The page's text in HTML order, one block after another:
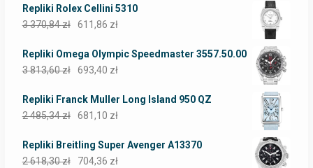
Repliki Rolex Cellini 5310
3 370,84zł 611,86 zł
Repliki Omega Olympic Speedmaster 3557.50.00
3 813,60zł 693,40 zł
Repliki Franck Muller Long Island 950 QZ
2 485,34zł 681,10 zł
Repliki Breitling Super Avenger A13370
2 618,30zł 704,36 zł